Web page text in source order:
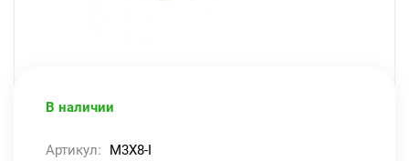
В наличии
Артикул: M3X8-I